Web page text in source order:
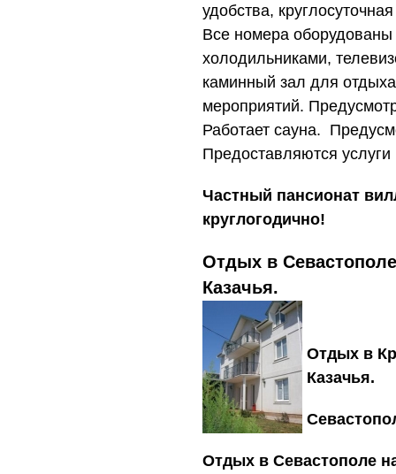
удобства,
Все номера
холодильниками,
каминный зал для
мероприятий.
Работает сауна.
Предоставляются
Частный пансионат
круглогодично!
Отдых в
Казачья.
Отдых в
Казачья.
Отдых в Севастополе